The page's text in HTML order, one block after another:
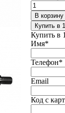
В корзину
Купить в
Купить в
Имя*
Телефон*
Email
Код с